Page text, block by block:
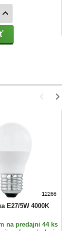
12266
E27/5W 4000K
na predajni 44 ks